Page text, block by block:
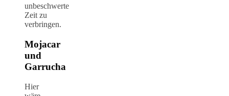
unbeschwerte
Zeit zu
verbringen.
Mojacar
und
Garrucha
Hier